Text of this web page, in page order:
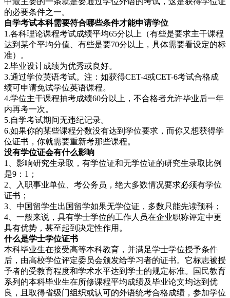
的必要条件之一。
自学考试本科需要符合哪些条件才能申请学位
1.各科理论课程考试成绩平均65分以上（有些是要求主干课程
达到某个平均分值、有些是要70分以上，具体需要看设定的标
准）。
2.毕业设计成绩为优秀或良好。
3.通过学位英语考试。注：如获得CET-4或CET-6考试合格成
绩可申请免试学位英语课程。
4.学位主干课程抽考成绩60分以上，不合格者允许毕业后一年
内再考一次。
5.自学考试期间无违纪记录。
6.如果你的某些课程分数没有达到学位要求，而你又想获得学
位证书，你就需要重新考那些课程。
没有学位证会有什么影响
1、影响研究生录取，有学位证和无学位证的研究生录取比例
是9：1；
2、入职事业单位、考公务员，绝大多数情况要求必须有学位
证书；
3、中国留学生出国留学如果无学位证，多数只能先读预科；
4、一般来说，具有学士学位的工作人员在企业职称评定中更
具有优势，甚至起到决定性作用。
什么是学士学位证书
本科毕业生在接受高等本科教育，并满足学士学位授予条件
后，由高校学位评定委员会颁发给学习者的证书。它标志被授
予者的受教育程度和学术水平达到学士的规定标准。国民教育
系列的本科毕业生在所修课程平均成绩及毕业论文均达到优
良，且取得省级门组织或认可的外语统考合格成绩，参加学位